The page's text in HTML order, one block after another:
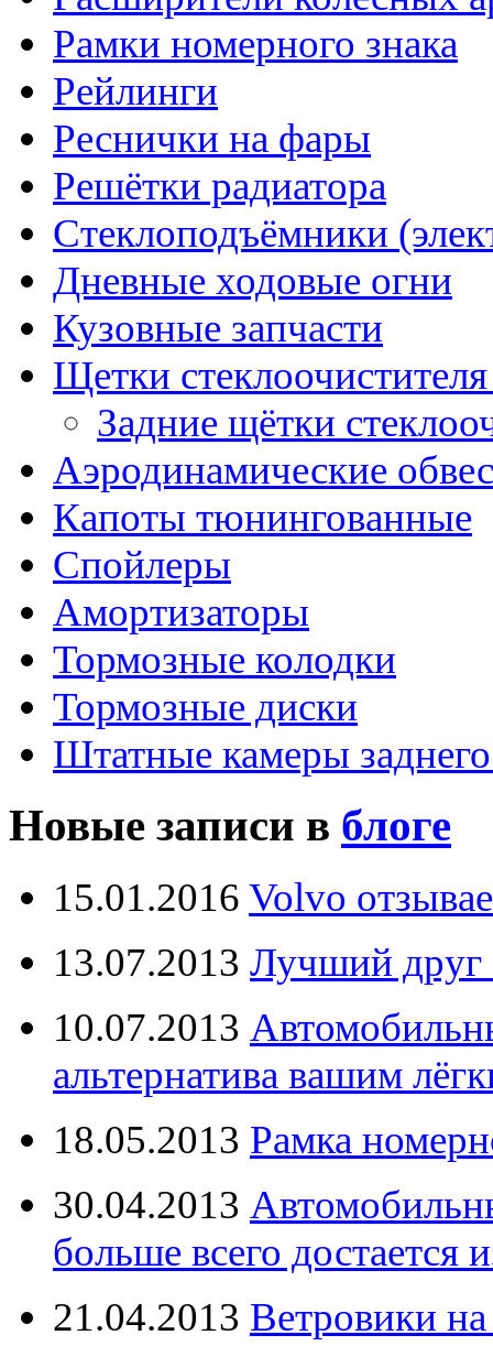
Рамки номерного знака
Рейлинги
Реснички на фары
Решётки радиатора
Стеклоподъёмники
Дневные ходовые огни
Кузовные запчасти
Щетки
Задние щётки
Аэродинамические
Капоты тюнингованные
Спойлеры
Амортизаторы
Тормозные колодки
Тормозные диски
Штатные камеры
Новые записи в блоге
15.01.2016 Volvo
13.07.2013 Лучший друг
10.07.2013
альтернатива вашим
18.05.2013 Рамка
30.04.2013
больше всего достается
21.04.2013 Ветровики